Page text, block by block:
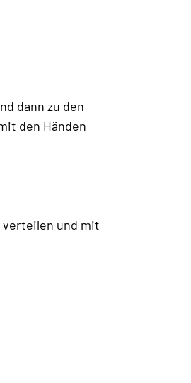
dann zu den
den Händen
verteilen und mit